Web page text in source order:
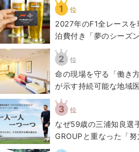
1 位
2027年のF1全レース
泊費付き「夢のシーズ
2 位
命の現場を守る「働き
が示す持続可能な地域
3 位
なぜ59歳の三浦知良
GROUPと重なった「努